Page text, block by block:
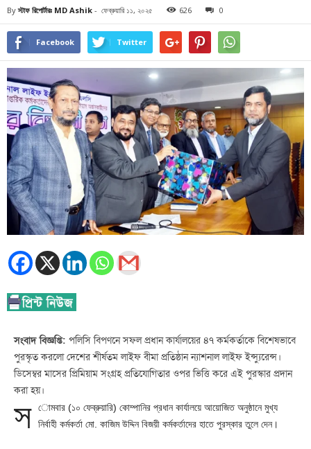
By স্টাফ রিপোর্টারঃ MD Ashik - ফেব্রুয়ারি ১১, ২০২৫ 626 0
Facebook Twitter
সংবাদ বিজ্ঞপ্তি: পলিসি বিপণনে সফল প্রধান কার্যালয়ের ৪৭ কর্মকর্তাকে বিশেষভাবে
পুরস্কৃত করলো দেশের শীর্ষতম লাইফ বীমা প্রতিষ্ঠান ন্যাশনাল লাইফ ইন্স্যুরেন্স।
ডিসেম্বর মাসের প্রিমিয়াম সংগ্রহ প্রতিযোগিতার ওপর ভিত্তি করে এই পুরস্কার প্রদান
করা হয়।
স
োমবার (১০ ফেব্রুয়ারি) কোম্পানির প্রধান কার্যালয়ে আয়োজিত অনুষ্ঠানে মুখ্য
নির্বাহী কর্মকর্তা মো. কাজিম উদ্দিন বিজয়ী কর্মকর্তাদের হাতে পুরস্কার তুলে দেন।